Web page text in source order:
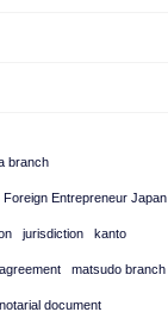
branch
Foreign Entrepreneur Japan
jurisdiction kanto
matsudo branch
notarial document